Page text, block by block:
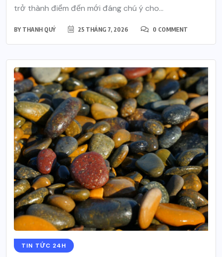
trở thành điểm đến mới đáng chú ý cho...
BY THANH QUÝ 25 THÁNG 7, 2026 0 COMMENT
TIN TỨC 24H